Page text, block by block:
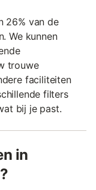
26% van de
We kunnen
trouwe
faciliteiten
filters
bij je past.
in